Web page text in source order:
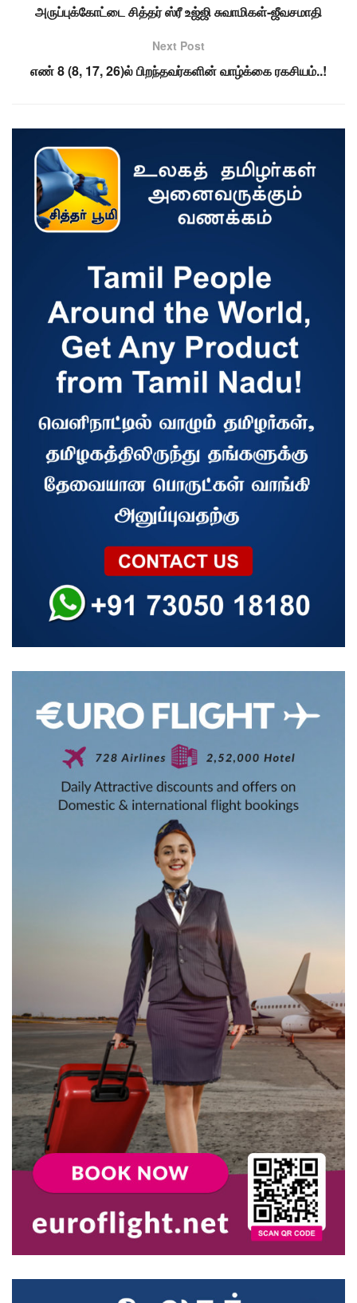
அருப்புக்கோட்டை சித்தர் ஸ்ரீ உஜ்ஜி சுவாமிகள்-ஜீவசமாதி
Next Post
எண் 8 (8, 17, 26)ல் பிறந்தவர்களின் வாழ்க்கை ரகசியம்..!